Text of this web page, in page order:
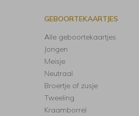
GEBOORTEKAARTJES
Alle geboortekaartjes
Jongen
Meisje
Neutraal
Broertje of zusje
Tweeling
Kraamborrel